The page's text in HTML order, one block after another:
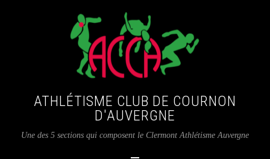
ATHLÉTISME CLUB DE COURNON
D'AUVERGNE
Une des 5 sections qui composent le Clermont Athlétisme Auvergne